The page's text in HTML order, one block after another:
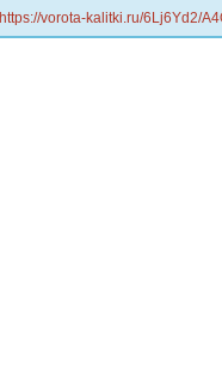
https://vorota-kalitki.ru/6Lj6Yd2/